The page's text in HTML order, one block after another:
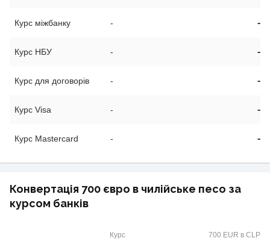
Курс міжбанку - -
Курс НБУ - -
Курс для договорів - -
Курс Visa - -
Курс Mastercard - -
Конвертація 700 євро в чилійське песо за
курсом банків
Курс 700 EUR в CLP